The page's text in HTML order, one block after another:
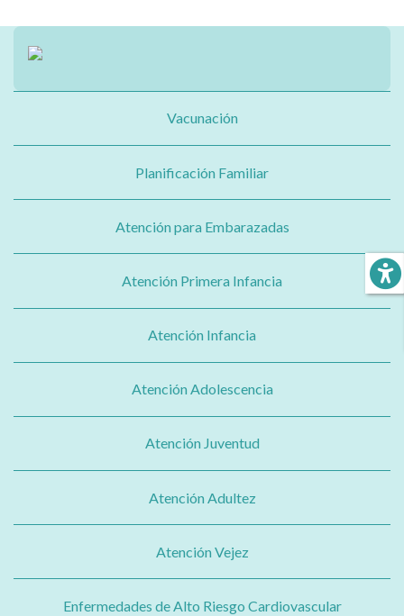
Vacunación
Planificación Familiar
Atención para Embarazadas
Atención Primera Infancia
Atención Infancia
Atención Adolescencia
Atención Juventud
Atención Adultez
Atención Vejez
Enfermedades de Alto Riesgo Cardiovascular